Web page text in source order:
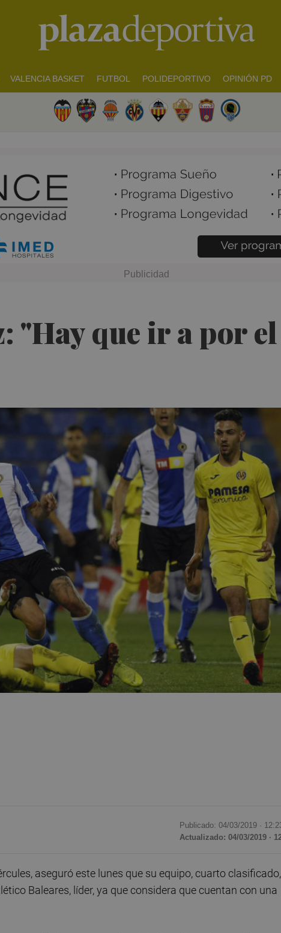
VALENCIA BASKET FUTBOL POLIDEPORTIVO OPINIÓN PD
"Hay que ir a por
Publicado: 04/03/2019 ·
Actualizado: 04/03/2019 ·
aseguró este lunes que su equipo, cuarto clasificado,
Baleares, líder, ya que considera que cuentan con una